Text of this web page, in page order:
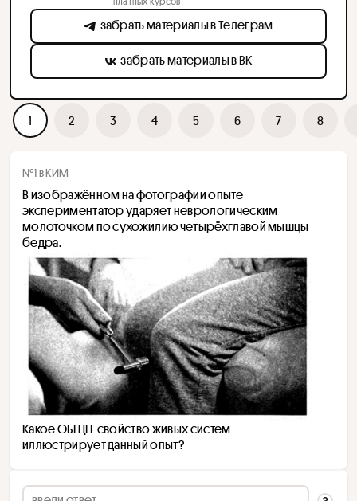
1 2 3 4 5 6 7 8
№1 в КИМ
В изображённом на фотографии опыте
экспериментатор ударяет неврологическим
молоточком по сухожилию четырёхглавой мышцы
бедра.
Какое ОБЩЕЕ свойство живых систем
иллюстрирует данный опыт?
забрать материалы в Телеграм
забрать материалы в ВК